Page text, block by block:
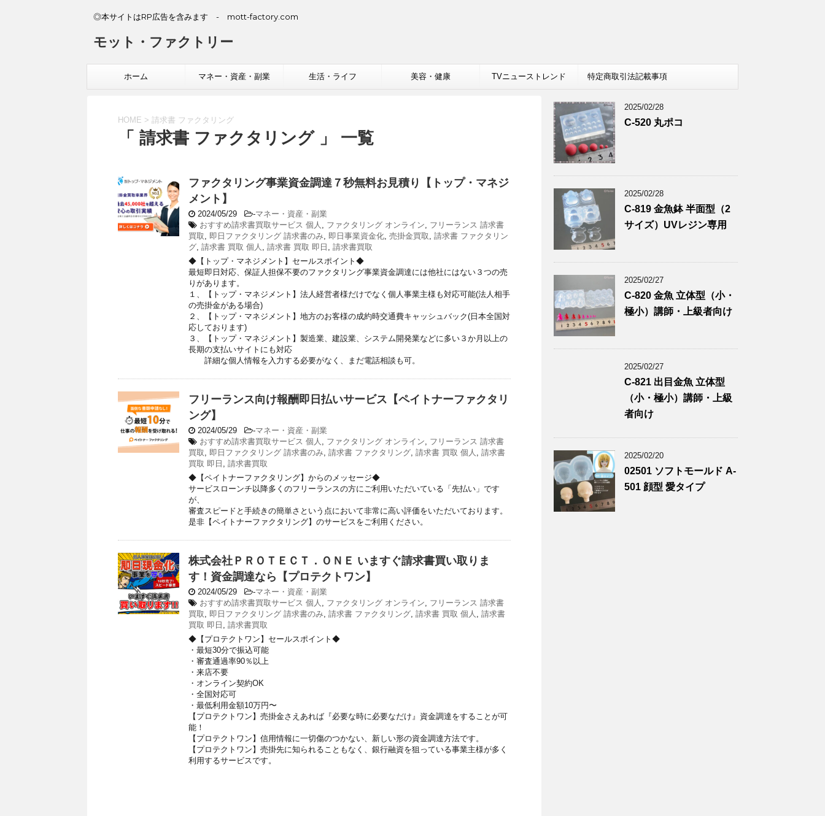
◎本サイトはRP広告を含みます - mott-factory.com
モット・ファクトリー
ホーム マネー・資産・副業 生活・ライフ 美容・健康 TVニューストレンド 特定商取引法記載事項
HOME > 請求書 ファクタリング
「 請求書 ファクタリング 」 一覧
ファクタリング事業資金調達７秒無料お見積り【トップ・マネジ
メント】
2024/05/29 -マネー・資産・副業
おすすめ請求書買取サービス 個人 , ファクタリング オンライン, フリーランス 請求書
買取 , 即日ファクタリング 請求書のみ, 即日事業資金化, 売掛金買取 , 請求書 ファクタリン
グ, 請求書 買取 個人 , 請求書 買取 即日 , 請求書買取
◆【トップ・マネジメント】セールスポイント◆
最短即日対応、保証人担保不要のファクタリング事業資金調達には他社にはない３つの売
りがあります。
１、【トップ・マネジメント】法人経営者様だけでなく個人事業主様も対応可能(法人相手
の売掛金がある場合)
２、【トップ・マネジメント】地方のお客様の成約時交通費キャッシュバック(日本全国対
応しております)
３、【トップ・マネジメント】製造業、建設業、システム開発業などに多い３か月以上の
長期の支払いサイトにも対応
詳細な個人情報を入力する必要がなく、まだ電話相談も可。
フリーランス向け報酬即日払いサービス【ペイトナーファクタリ
ング】
2024/05/29 -マネー・資産・副業
おすすめ請求書買取サービス 個人 , ファクタリング オンライン, フリーランス 請求書
買取 , 即日ファクタリング 請求書のみ, 請求書 ファクタリング, 請求書 買取 個人 , 請求書
買取 即日 , 請求書買取
◆【ペイトナーファクタリング】からのメッセージ◆
サービスローンチ以降多くのフリーランスの方にご利用いただいている「先払い」です
が、
審査スピードと手続きの簡単さという点において非常に高い評価をいただいております。
是非【ペイトナーファクタリング】のサービスをご利用ください。
株式会社ＰＲＯＴＥＣＴ．ＯＮＥ いますぐ請求書買い取りま
す！資金調達なら【プロテクトワン】
2024/05/29 -マネー・資産・副業
おすすめ請求書買取サービス 個人 , ファクタリング オンライン, フリーランス 請求書
買取 , 即日ファクタリング 請求書のみ, 請求書 ファクタリング, 請求書 買取 個人 , 請求書
買取 即日 , 請求書買取
◆【プロテクトワン】セールスポイント◆
・最短30分で振込可能
・審査通過率90％以上
・来店不要
・オンライン契約OK
・全国対応可
・最低利用金額10万円〜
【プロテクトワン】売掛金さえあれば『必要な時に必要なだけ』資金調達をすることが可
能！
【プロテクトワン】信用情報に一切傷のつかない、新しい形の資金調達方法です。
【プロテクトワン】売掛先に知られることもなく、銀行融資を狙っている事業主様が多く
利用するサービスです。
2025/02/28
C-520 丸ポコ
2025/02/28
C-819 金魚鉢 半面型（2
サイズ）UVレジン専用
2025/02/27
C-820 金魚 立体型（小・
極小）講師・上級者向け
2025/02/27
C-821 出目金魚 立体型
（小・極小）講師・上級
者向け
2025/02/20
02501 ソフトモールド A-
501 顔型 愛タイプ